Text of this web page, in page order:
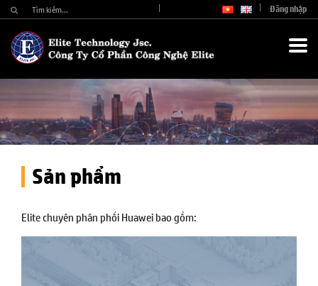
Đăng nhập
Sản phẩm
Elite chuyên phân phối Huawei bao gồm: